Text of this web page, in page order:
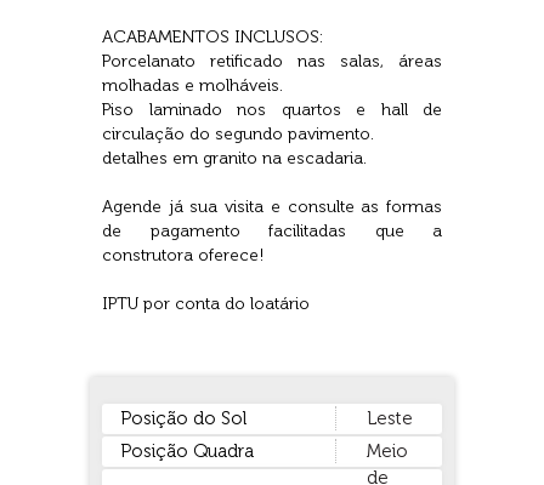
ACABAMENTOS INCLUSOS:
Porcelanato retificado nas salas, áreas
molhadas e molháveis.
Piso laminado nos quartos e hall de
circulação do segundo pavimento.
detalhes em granito na escadaria.
Agende já sua visita e consulte as formas
de pagamento facilitadas que a
construtora oferece!
IPTU por conta do loatário
Posição do Sol
Leste
Posição Quadra
Meio
de